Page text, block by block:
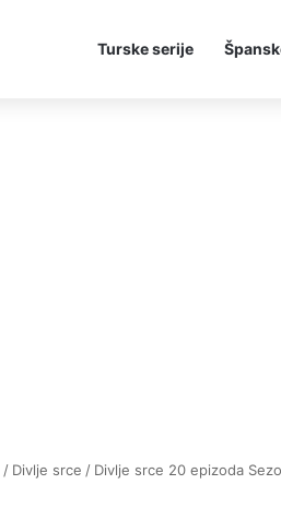
Turske serije
/ Divlje srce / Divlje srce 20 epizoda